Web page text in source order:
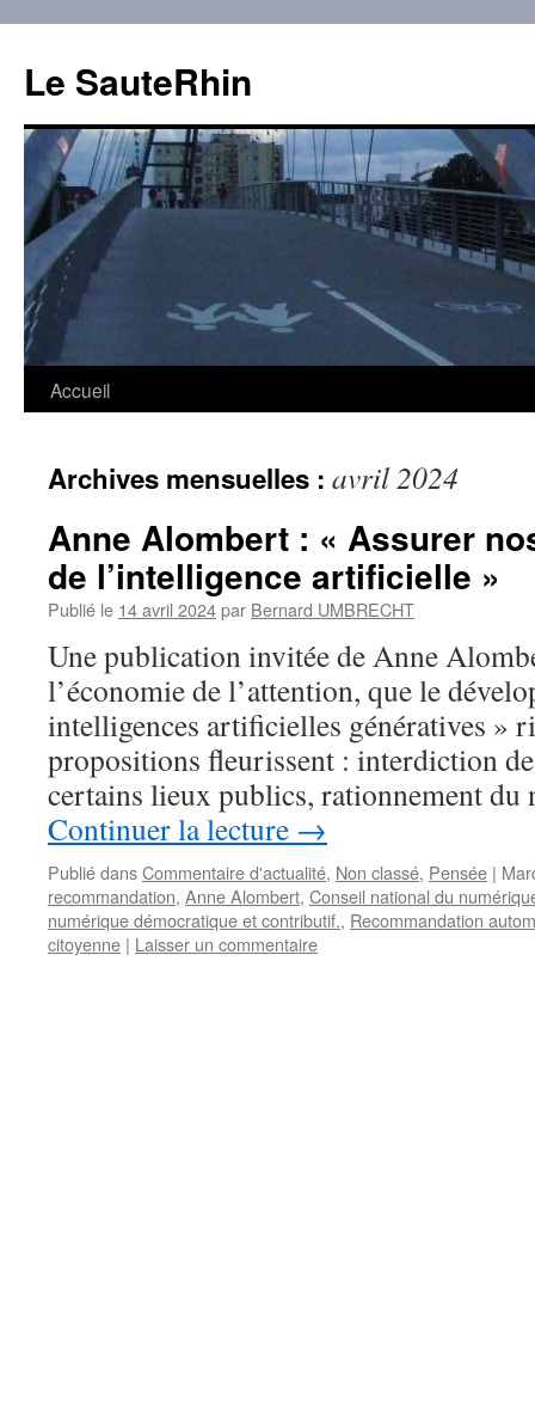
contenu
Le SauteRhin
Accueil
Archives mensuelles : avril 2024
Anne Alombert : « Assurer
de l’intelligence artificielle »
Publié le 14 avril 2024par Bernard UMBRECHT
Une publication invitée de Anne
l’économie de l’attention, que le
intelligences artificielles génératives »
propositions fleurissent : interdiction
certains lieux publics, rationnement
Continuer la lecture →
Publié dansCommentaire d'actualité, Non classé, Pensée |
recommandation, Anne Alombert, Conseil national du
numérique démocratique et contributif., Recommandation
citoyenne | Laisser un commentaire